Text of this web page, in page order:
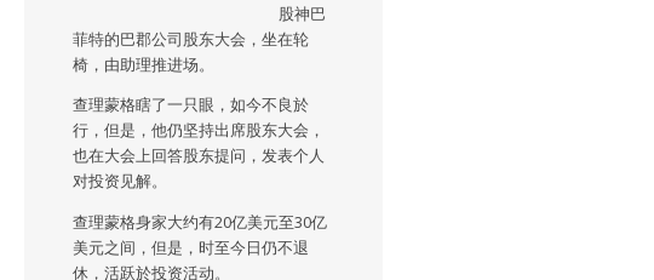
股神巴
菲特的巴郡公司股东大会，坐在轮
椅，由助理推进场。
查理蒙格瞎了一只眼，如今不良於
行，但是，他仍坚持出席股东大会，
也在大会上回答股东提问，发表个人
对投资见解。
查理蒙格身家大约有20亿美元至30亿
美元之间，但是，时至今日仍不退
休，活跃於投资活动。